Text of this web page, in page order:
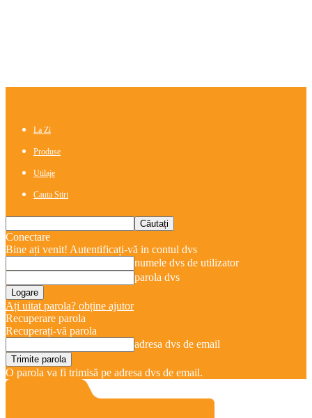
La Zi
Produse
Utilaje
Cauta Stiri
Conectare
Bine ați venit! Autentificați-vă in contul dvs
numele dvs de utilizator
parola dvs
Ați uitat parola? obține ajutor
Recuperare parola
Recuperați-vă parola
adresa dvs de email
O parola va fi trimisă pe adresa dvs de email.